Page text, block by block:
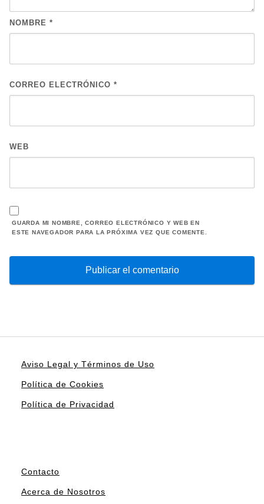
NOMBRE *
CORREO ELECTRÓNICO *
WEB
GUARDA MI NOMBRE, CORREO ELECTRÓNICO Y WEB EN
ESTE NAVEGADOR PARA LA PRÓXIMA VEZ QUE COMENTE.
Aviso Legal y Términos de Uso
Política de Cookies
Política de Privacidad
Contacto
Acerca de Nosotros